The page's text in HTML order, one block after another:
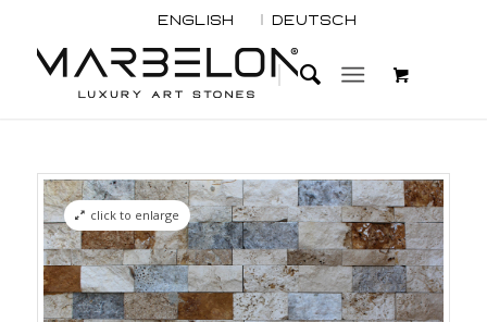
English Deutsch
click to enlarge